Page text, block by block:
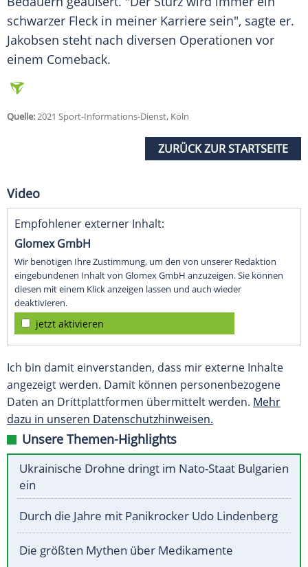
schwarzer Fleck in meiner Karriere sein", sagte er.
Jakobsen steht nach diversen Operationen vor
einem Comeback.
Quelle:2021 Sport-Informations-Dienst, Köln
ZURÜCK ZUR STARTSEITE
Video
Empfohlener externer Inhalt:
Glomex GmbH
Wir benötigen Ihre Zustimmung, um den von unserer Redaktion
eingebundenen Inhalt von Glomex GmbH anzuzeigen. Sie können
diesen mit einem Klick anzeigen lassen und auch wieder
deaktivieren.
jetzt aktivieren
Ich bin damit einverstanden, dass mir externe Inhalte
angezeigt werden. Damit können personenbezogene
Daten an Drittplattformen übermittelt werden. Mehr
dazu in unseren Datenschutzhinweisen.
Unsere Themen-Highlights
Ukrainische Drohne dringt im Nato-Staat Bulgarien
ein
Durch die Jahre mit Panikrocker Udo Lindenberg
Die größten Mythen über Medikamente